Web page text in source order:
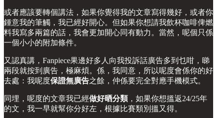
或者應該要轉個講法，如果你覺得我的文章寫得幾好，或者你
鍾意我的筆觸，我已經好開心。但如果你想請我飲杯咖啡俾燃
料我寫多兩篇的話，我會更加開心同有動力。當然，呢個只係
一個小小的附加條件。
又認真講，Fanpiece果邊好多人向我投訴話廣告多到乜咁，睇
兩段就按到廣告，極麻煩。係，我同意，所以呢度會係你的好
去處：我呢度保證無廣告之餘，仲係要完全對應手機模式。
同埋，呢度的文章我已經做好晒分類，如果你想搵返24/25年
的文，我一早就幫你分好左，根據比賽類別搵又得。